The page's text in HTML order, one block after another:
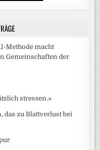
Methode macht
Gemeinschaften der
stressen.»
das zu Blattverlust bei